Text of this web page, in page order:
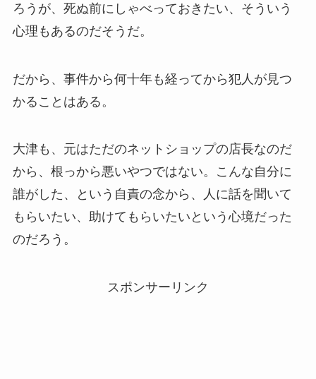
ろうが、死ぬ前にしゃべっておきたい、そういう
心理もあるのだそうだ。
だから、事件から何十年も経ってから犯人が見つ
かることはある。
大津も、元はただのネットショップの店長なのだ
から、根っから悪いやつではない。こんな自分に
誰がした、という自責の念から、人に話を聞いて
もらいたい、助けてもらいたいという心境だった
のだろう。
スポンサーリンク